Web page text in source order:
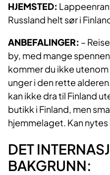
HJEMSTED:
Russland helt sør i
ANBEFALINGER: –
by, med mange
kommer du ikke
unger i den rette
kan ikke dra til Finland
butikk i Finland, men
hjemmelaget. Kan
DET
BAKGRUNN: